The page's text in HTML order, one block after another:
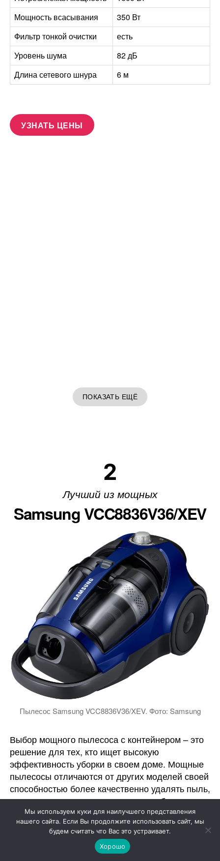
Мощность всасывания
350 Вт
Фильтр тонкой очистки
есть
Уровень шума
82 дБ
Длина сетевого шнура
6 м
УЗНАТЬ ЦЕНЫ
ПОКАЗАТЬ ЕЩЁ
2
Лучший из мощных
Samsung VCC8836V36/XEV
Пылесос Samsung VCC8836V36/XEV. Фото: Samsung
Выбор мощного пылесоса с контейнером – это
решение для тех, кто ищет высокую
эффективность уборки в своем доме. Мощные
пылесосы отличаются от других моделей своей
способностью более качественно удалять пыль,
грязь и различные загрязнения с любых
поверхностей. Рассмотрим, когда стоит
обратить внимание на такие модели и когда
лучше подыскать альтернативу:
Мы используем куки для наилучшего представления
нашего сайта. Если Вы продолжите использовать сайт, мы
будем считать что Вас это устраивает.
Хорошо